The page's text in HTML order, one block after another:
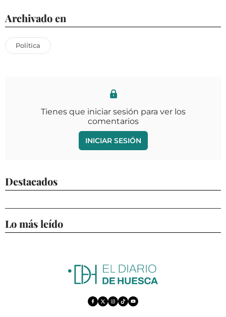
Archivado en
Política
Tienes que iniciar sesión para ver los
comentarios
INICIAR SESIÓN
Destacados
Lo más leído